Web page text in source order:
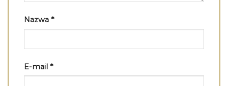
Nazwa *
E-mail *